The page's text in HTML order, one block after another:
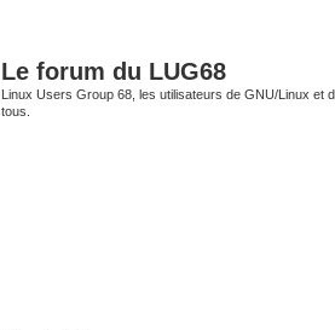
Le forum du LUG68
Linux Users Group 68, les utilisateurs de GNU/Linux et
tous.